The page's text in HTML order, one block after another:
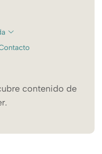
contenido de